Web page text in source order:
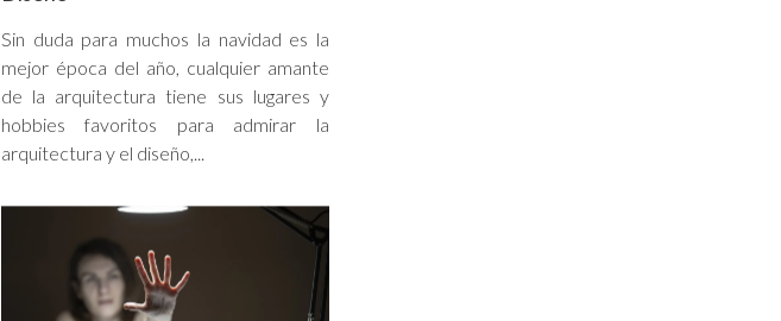
Sin duda para muchos la navidad es la
mejor época del año, cualquier amante
de la arquitectura tiene sus lugares y
hobbies favoritos para admirar la
arquitectura y el diseño,...